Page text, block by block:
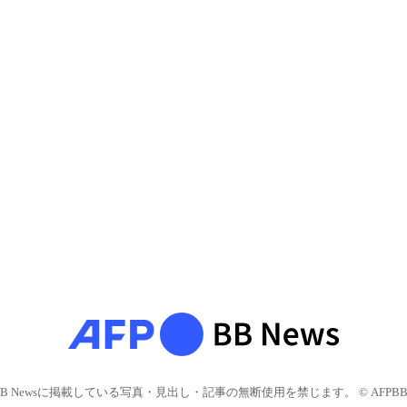
Newsに掲載している写真・見出し・記事の無断使用を禁じます。 © AFPBB